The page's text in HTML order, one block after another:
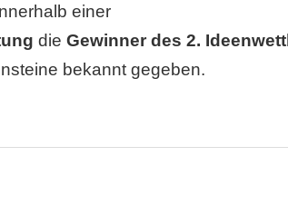
einer
die Gewinner des 2.
bekannt gegeben.